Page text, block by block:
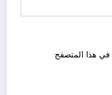
في هذا المتصفح